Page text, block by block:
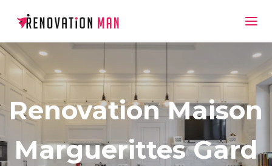
Renovation Maison
Marguerittes Gard